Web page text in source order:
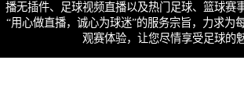
播无插件、足球视频直播以及热门足球、篮球赛
“用心做直播，诚心为球迷”的服务宗旨，力求为
观赛体验，让您尽情享受足球的魅